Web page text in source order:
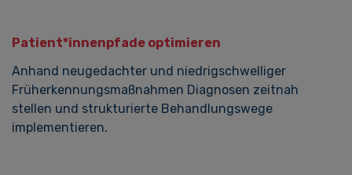
Patient*innenpfade optimieren
Anhand neugedachter und niedrigschwelliger
Früherkennungsmaßnahmen Diagnosen zeitnah
stellen und strukturierte Behandlungswege
implementieren.